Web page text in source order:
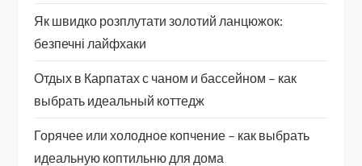
Як швидко розплутати золотий ланцюжок:
безпечні лайфхаки
Отдых в Карпатах с чаном и бассейном – как
выбрать идеальный коттедж
Горячее или холодное копчение – как выбрать
идеальную коптильню для дома